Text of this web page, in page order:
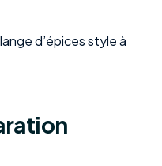
d’épices style à